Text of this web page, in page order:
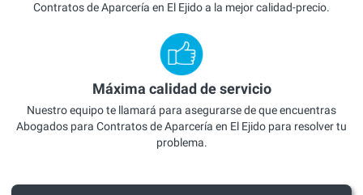
Contratos de Aparcería en El Ejido a la mejor calidad-precio.
Máxima calidad de servicio
Nuestro equipo te llamará para asegurarse de que encuentras
Abogados para Contratos de Aparcería en El Ejido para resolver tu
problema.